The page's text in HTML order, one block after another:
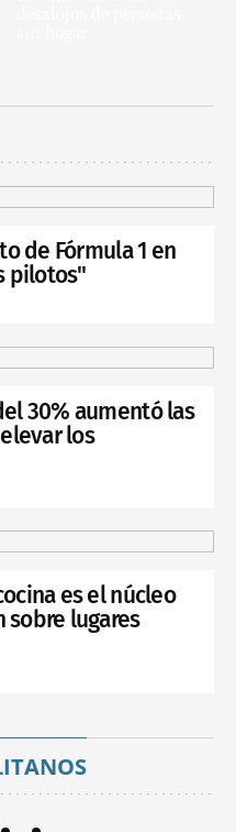
de Fórmula 1 en
pilotos"
30% aumentó las
los
es el núcleo
sobre lugares